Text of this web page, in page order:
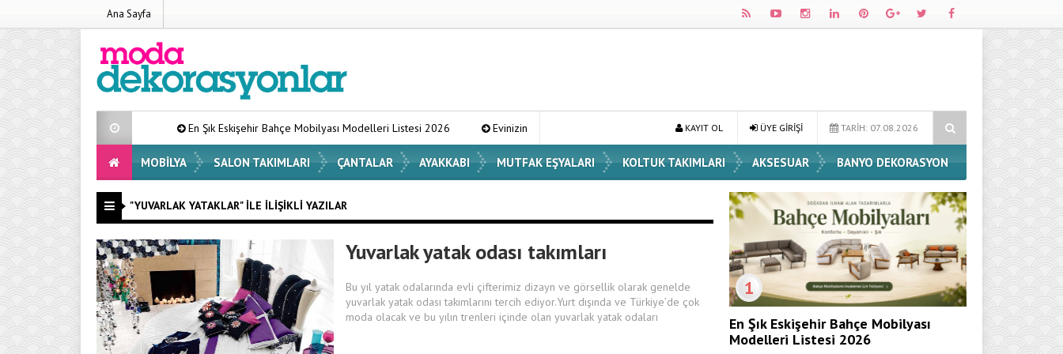
Ana Sayfa
En Şık Eskişehir Bahçe Mobilyası Modelleri Listesi 2026 Evinizin Atmosferini Değiştirecek En Şık Vazo Modelleri ve Dekorasyon Fikirleri Dossha, Sorumlu Üretim ve Performansı
TARİH: 07.08.2026
ÜYE GİRİŞİ
KAYIT OL
MOBILYA SALON TAKIMLARI ÇANTALAR AYAKKABI MUTFAK EŞYALARI KOLTUK TAKIMLARI AKSESUAR BANYO DEKORASYON
"YUVARLAK YATAKLAR" ILE İLIŞIKLI YAZILAR
Yuvarlak yatak odası takımları
Bu yıl yatak odalarında evli çifterimiz dizayn ve görsellik olarak genelde
yuvarlak yatak odası takımlarını tercih ediyor.Yurt dışında ve Türkiye’de çok
moda olacak ve bu yılın trenleri içinde olan yuvarlak yatak odaları
1
En Şık Eskişehir Bahçe Mobilyası
Modelleri Listesi 2026